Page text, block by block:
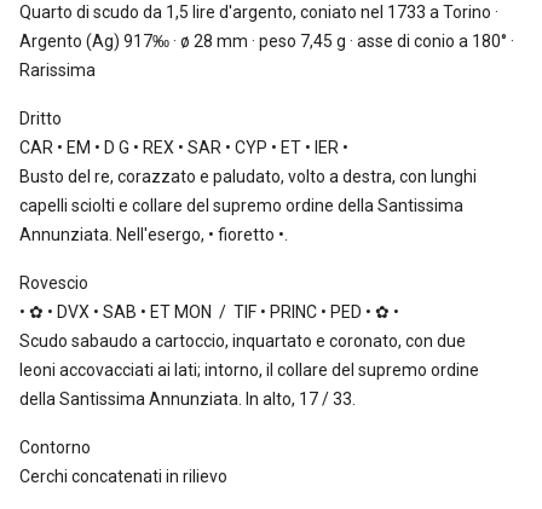
Quarto di scudo da 1,5 lire d'argento, coniato nel 1733 a Torino ·
Argento (Ag) 917‰ · ø 28 mm · peso 7,45 g · asse di conio a 180° ·
Rarissima
Dritto
CAR • EM • D G • REX • SAR • CYP • ET • IER •
Busto del re, corazzato e paludato, volto a destra, con lunghi
capelli sciolti e collare del supremo ordine della Santissima
Annunziata. Nell'esergo, • fioretto •.
Rovescio
• ✿ • DVX • SAB • ET MON / TIF • PRINC • PED • ✿ •
Scudo sabaudo a cartoccio, inquartato e coronato, con due
leoni accovacciati ai lati; intorno, il collare del supremo ordine
della Santissima Annunziata. In alto, 17 / 33.
Contorno
Cerchi concatenati in rilievo